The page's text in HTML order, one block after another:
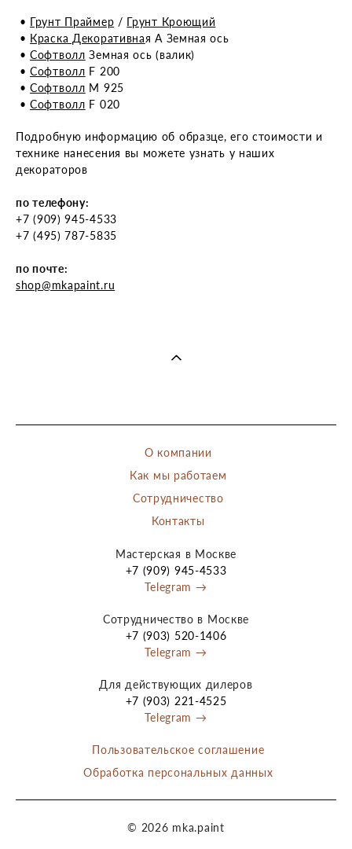
​​​​​​• Грунт Праймер / Грунт Кроющий
​​​​​​• Краска Декоративная А Земная ось
​​​​​​•Софтволл Земная ось (валик)
​​​​​​•Софтволл F 200
​​​​​​•Софтволл M 925
​​​​​​•Софтволл F 020
Подробную информацию об образце, его стоимости и
технике нанесения вы можете узнать у наших
декораторов
по телефону:
+7 (909) 945-4533
+7 (495) 787-5835
по почте:
shop@mkapaint.ru
О компании
Как мы работаем
Сотрудничество
Контакты
Мастерская в Москве
+7 (909) 945-4533
Telegram →
Сотрудничество в Москве
+7 (903) 520-1406
Telegram →
Для действующих дилеров
+7 (903) 221-4525
Telegram →
Пользовательское соглашение
Обработка персональных данных
© 2026 mka.paint